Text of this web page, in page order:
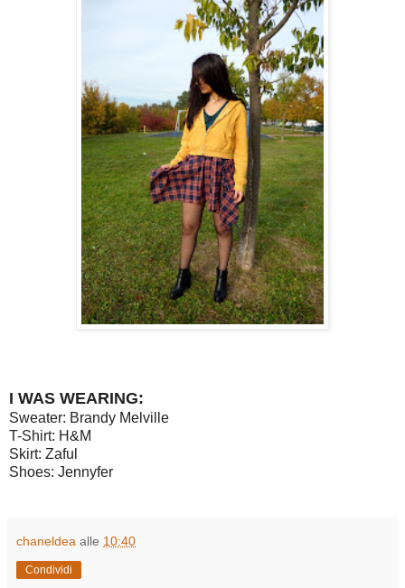
I WAS WEARING:
Sweater: Brandy Melville
T-Shirt: H&M
Skirt: Zaful
Shoes: Jennyfer
chaneldea alle 10:40
Condividi